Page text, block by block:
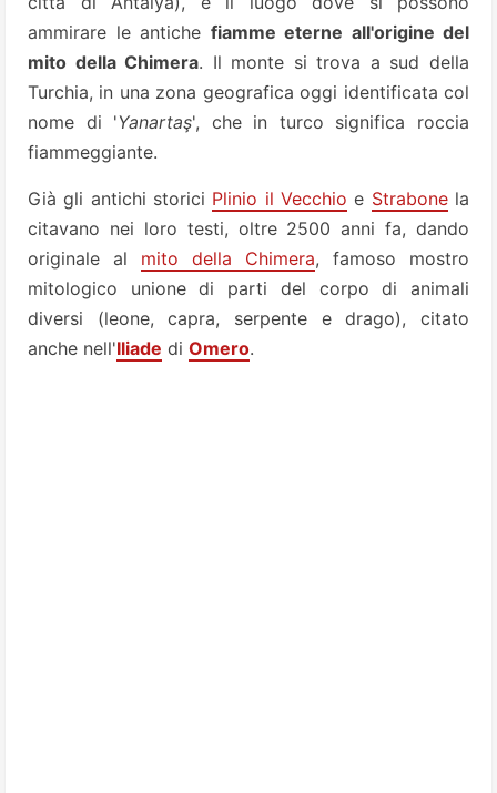
ammirare le antiche fiamme eterne all'origine del
mito della Chimera. Il monte si trova a sud della
Turchia, in una zona geografica oggi identificata col
nome di 'Yanartaş', che in turco significa roccia
fiammeggiante.
Già gli antichi storici Plinio il Vecchio e Strabonela
citavano nei loro testi, oltre 2500 anni fa, dando
originale al mito della Chimera, famoso mostro
mitologico unione di parti del corpo di animali
diversi (leone, capra, serpente e drago), citato
anche nell'Iliade di Omero.